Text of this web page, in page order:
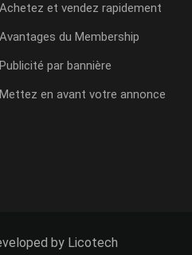
Achetez et vendez rapidement
Avantages du Membership
Publicité par bannière
Mettez en avant votre annonce
by Licotech